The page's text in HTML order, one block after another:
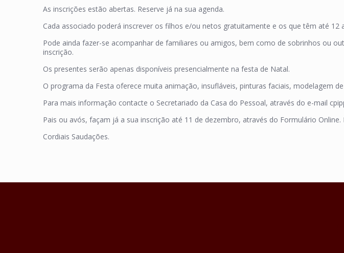
As inscrições estão abertas. Reserve já na sua agenda.
Cada associado poderá inscrever os filhos e/ou netos gratuitamente e os que têm até 12
Pode ainda fazer-se acompanhar de familiares ou amigos, bem como de sobrinhos ou
inscrição.
Os presentes serão apenas disponíveis presencialmente na festa de Natal.
O programa da Festa oferece muita animação, insufláveis, pinturas faciais, modelagem
Para mais informação contacte o Secretariado da Casa do Pessoal, através do e-mail
Pais ou avós, façam já a sua inscrição até 11 de dezembro, através do Formulário
Cordiais Saudações.